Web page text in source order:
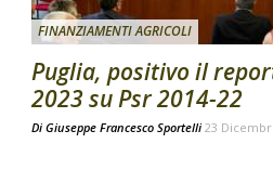
FINANZIAMENTI AGRICOLI
Puglia, positivo il
2023 su Psr 2014-22
Di Giuseppe Francesco Sportelli 23